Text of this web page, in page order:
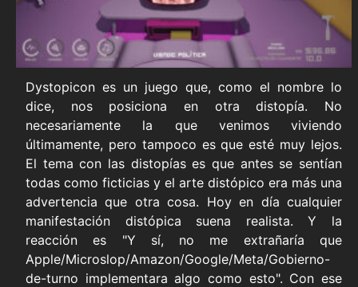
Dystopicon es un juego que, como el nombre lo
dice, nos posiciona en otra distopía. No
necesariamente la que venimos viviendo
últimamente, pero tampoco es que esté muy lejos.
El tema con las distopías es que antes se sentían
todas como ficticias y el arte distópico era más una
advertencia que otra cosa. Hoy en día cualquier
manifestación distópica suena realista. Y la
reacción es "Y sí, no me extrañaría que
Apple/Microslop/Amazon/Google/Meta/Gobierno-
de-turno implementara algo como esto". Con ese